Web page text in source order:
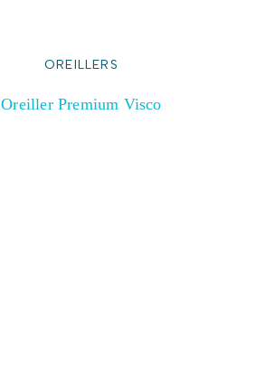
OREILLERS
Oreiller Premium Visco